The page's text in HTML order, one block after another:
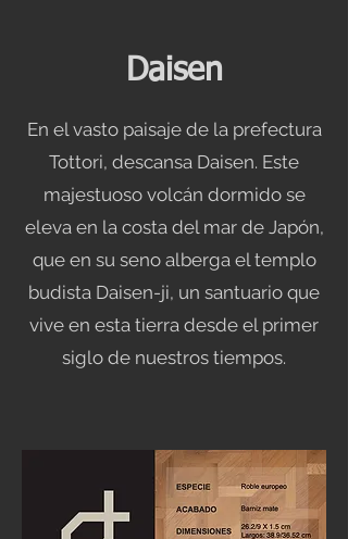
Daisen
En el vasto paisaje de la prefectura
Tottori, descansa Daisen. Este
majestuoso volcán dormido se
eleva en la costa del mar de Japón,
que en su seno alberga el templo
budista Daisen-ji, un santuario que
vive en esta tierra desde el primer
siglo de nuestros tiempos.